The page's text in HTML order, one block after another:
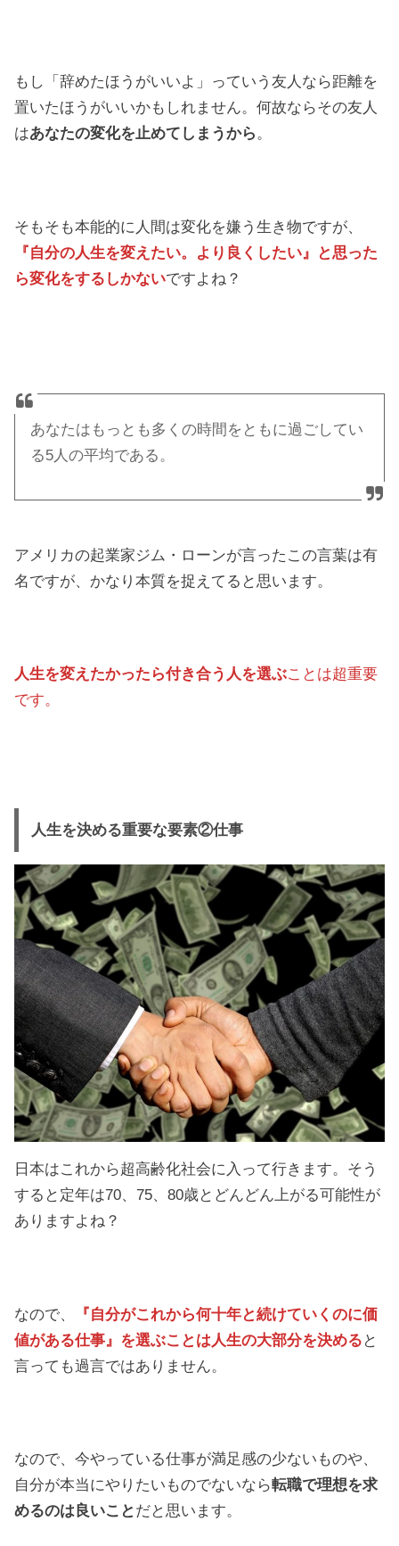
もし「辞めたほうがいいよ」っていう友人なら距離を
置いたほうがいいかもしれません。何故ならその友人
はあなたの変化を止めてしまうから。
そもそも本能的に人間は変化を嫌う生き物ですが、
『自分の人生を変えたい。より良くしたい』と思った
ら変化をするしかないですよね？
あなたはもっとも多くの時間をともに過ごしてい
る5人の平均である。
アメリカの起業家ジム・ローンが言ったこの言葉は有
名ですが、かなり本質を捉えてると思います。
人生を変えたかったら付き合う人を選ぶことは超重要
です。
人生を決める重要な要素②仕事
日本はこれから超高齢化社会に入って行きます。そう
すると定年は70、75、80歳とどんどん上がる可能性が
ありますよね？
なので、
『自分がこれから何十年と続けていくのに価
値がある仕事』を選ぶことは人生の大部分を決める と
言っても過言ではありません。
なので、今やっている仕事が満足感の少ないものや、
自分が本当にやりたいものでないなら転職で理想を求
めるのは良いこと だと思います。